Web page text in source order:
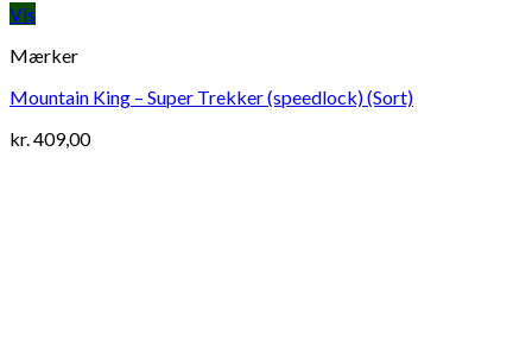
Vis
Mærker
Mountain King – Super Trekker (speedlock) (Sort)
kr.409,00